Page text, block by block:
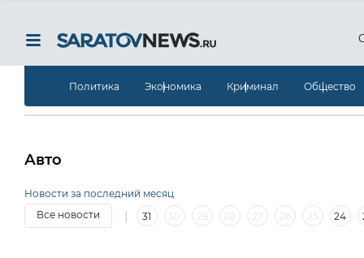
Политика Экономика Криминал Общество
Авто
Новости за последний месяц
Все новости
| 31 30 29 28 27 26 25 24